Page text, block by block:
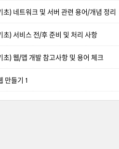
초) 네트워크 및 서버 관련 용어/개념 정리
초) 서비스 전/후 준비 및 처리 사항
초) 웹/앱 개발 참고사항 및 용어 체크
만들기 1